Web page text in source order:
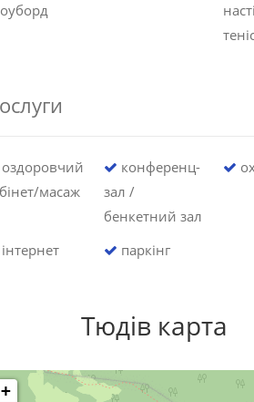
масаж
конференц-
зал /
бенкетний зал
паркінг
Тюдів карта
+